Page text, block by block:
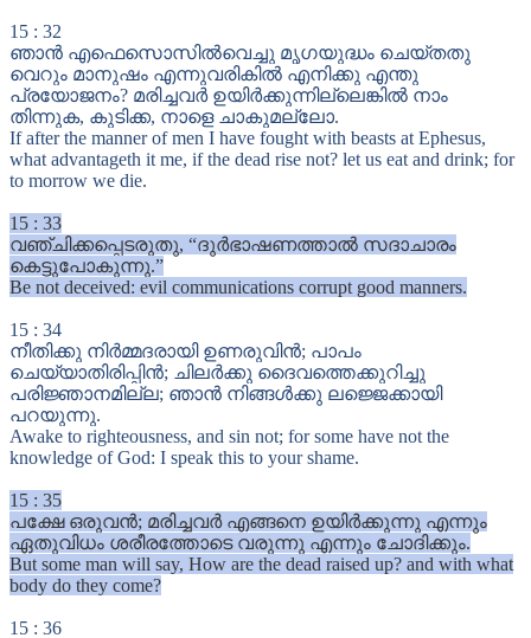
15 : 32
ഞാൻ എഫെസൊസിൽവെച്ചു മൃഗയുദ്ധം ചെയ്തതു
വെറും മാനുഷം എന്നുവരികിൽ എനിക്കു എന്തു
പ്രയോജനം? മരിച്ചവർ ഉയിർക്കുന്നില്ലെങ്കിൽ നാം
തിന്നുക, കുടിക്ക, നാളെ ചാകുമല്ലോ.
If after the manner of men I have fought with beasts at Ephesus,
what advantageth it me, if the dead rise not? let us eat and drink; for
to morrow we die.
15 : 33
വഞ്ചിക്കപ്പെടരുതു, “ദുർഭാഷണത്താൽ സദാചാരം
കെട്ടുപോകുന്നു.”
Be not deceived: evil communications corrupt good manners.
15 : 34
നീതിക്കു നിർമ്മദരായി ഉണരുവിൻ; പാപം
ചെയ്യാതിരിപ്പിൻ; ചിലർക്കു ദൈവത്തെക്കുറിച്ചു
പരിജ്ഞാനമില്ല; ഞാൻ നിങ്ങൾക്കു ലജ്ജെക്കായി
പറയുന്നു.
Awake to righteousness, and sin not; for some have not the
knowledge of God: I speak this to your shame.
15 : 35
പക്ഷേ ഒരുവൻ; മരിച്ചവർ എങ്ങനെ ഉയിർക്കുന്നു എന്നും
ഏതുവിധം ശരീരത്തോടെ വരുന്നു എന്നും ചോദിക്കും.
But some man will say, How are the dead raised up? and with what
body do they come?
15 : 36